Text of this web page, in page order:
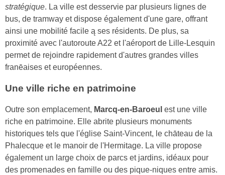
stratégique. La ville est desservie par plusieurs lignes de
bus, de tramway et dispose également d'une gare, offrant
ainsi une mobilité facile ą ses résidents. De plus, sa
proximité avec l'autoroute A22 et l'aéroport de Lille-Lesquin
permet de rejoindre rapidement d'autres grandes villes
franēaises et européennes.
Une ville riche en patrimoine
Outre son emplacement, Marcq-en-Baroeul est une ville
riche en patrimoine. Elle abrite plusieurs monuments
historiques tels que l'église Saint-Vincent, le chāteau de la
Phalecque et le manoir de l'Hermitage. La ville propose
également un large choix de parcs et jardins, idéaux pour
des promenades en famille ou des pique-niques entre amis.